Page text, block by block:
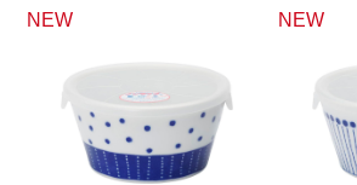
NEW NEW